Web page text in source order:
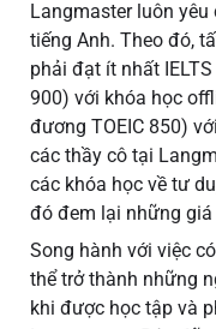
Langmaster luôn
tiếng Anh. Theo đó,
phải đạt ít nhất
900) với khóa học
đương TOEIC 850)
các thầy cô tại
các khóa học về tư
đó đem lại những
Song hành với việc
thể trở thành những
khi được học tập và